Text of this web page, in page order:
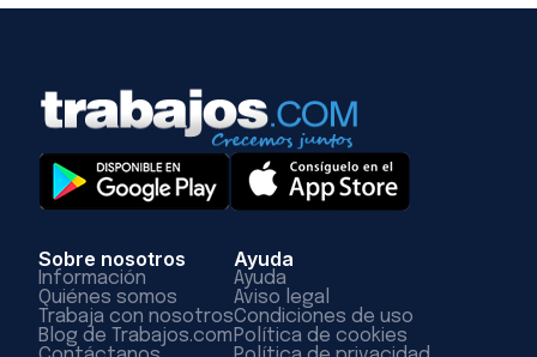
Sobre nosotros
Información
Quiénes somos
Trabaja con nosotros
Blog de Trabajos.com
Ayuda
Ayuda
Aviso legal
Condiciones de uso
Política de cookies